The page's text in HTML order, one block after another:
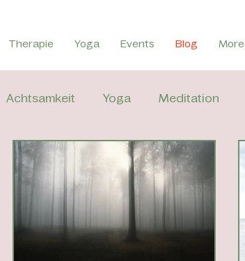
Therapie Yoga Events Blog More
Achtsamkeit Yoga Meditation